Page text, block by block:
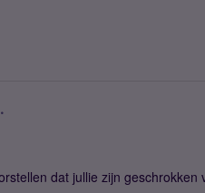
dat jullie zijn geschrokken